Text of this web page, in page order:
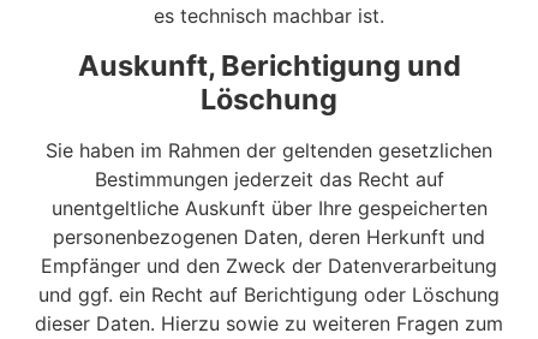
es technisch machbar ist.
Auskunft, Berichtigung und
Löschung
Sie haben im Rahmen der geltenden gesetzlichen
Bestimmungen jederzeit das Recht auf
unentgeltliche Auskunft über Ihre gespeicherten
personenbezogenen Daten, deren Herkunft und
Empfänger und den Zweck der Datenverarbeitung
und ggf. ein Recht auf Berichtigung oder Löschung
dieser Daten. Hierzu sowie zu weiteren Fragen zum